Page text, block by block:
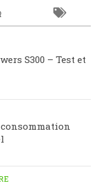
S300 – Test et